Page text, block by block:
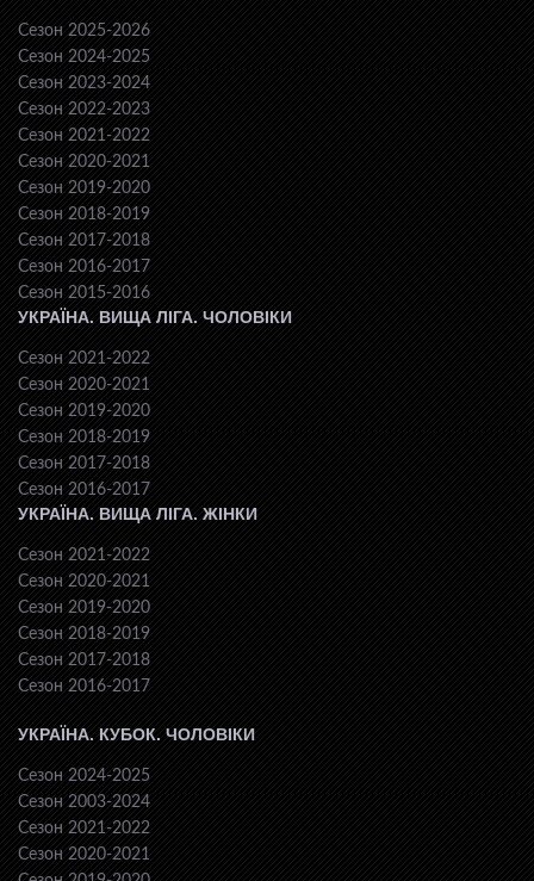
Сезон 2025-2026
Сезон 2024-2025
Сезон 2023-2024
Сезон 2022-2023
Сезон 2021-2022
Сезон 2020-2021
Сезон 2019-2020
Сезон 2018-2019
Сезон 2017-2018
Сезон 2016-2017
Сезон 2015-2016
УКРАЇНА. ВИЩА ЛІГА. ЧОЛОВІКИ
Сезон 2021-2022
Сезон 2020-2021
Сезон 2019-2020
Сезон 2018-2019
Сезон 2017-2018
Сезон 2016-2017
УКРАЇНА. ВИЩА ЛІГА. ЖІНКИ
Сезон 2021-2022
Сезон 2020-2021
Сезон 2019-2020
Сезон 2018-2019
Сезон 2017-2018
Сезон 2016-2017
УКРАЇНА. КУБОК. ЧОЛОВІКИ
Сезон 2024-2025
Сезон 2003-2024
Сезон 2021-2022
Сезон 2020-2021